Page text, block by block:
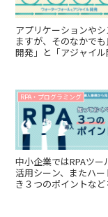
アプリケーションや
ますが、そのなかで
開発」と「アジャイ
RPA・プログラミング
中小企業ではRPAツー
活用シーン、またハ
き３つのポイントなど